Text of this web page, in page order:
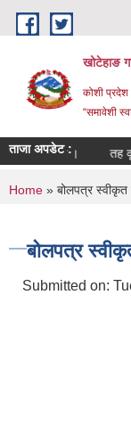
Skip to main content
खोटेहाङ
कोशी प्रदेश
“समावेशी
ताजा अपडेट :
सूचना । तह
You are
Home » बोलपत्र
बोलपत्र
Submitted on: